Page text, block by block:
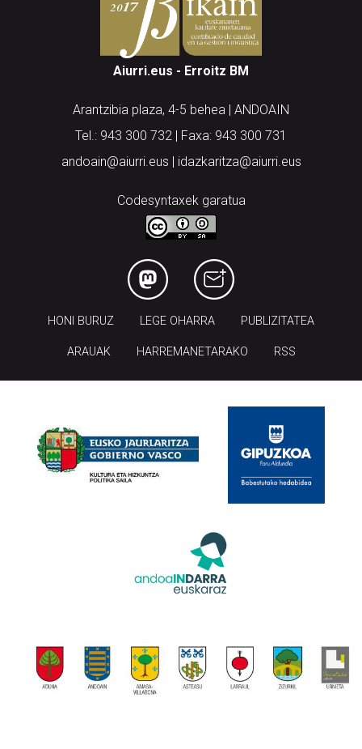
Aiurri.eus - Erroitz BM
Arantzibia plaza, 4-5 behea | ANDOAIN
Tel.: 943 300 732 | Faxa: 943 300 731
andoain@aiurri.eus | idazkaritza@aiurri.eus
Codesyntaxek garatua
HONI BURUZ LEGE OHARRA PUBLIZITATEA
ARAUAK HARREMANETARAKO RSS